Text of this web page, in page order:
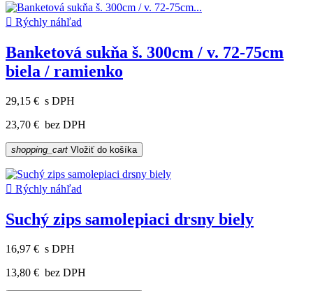
 Rýchly náhľad
Banketová sukňa š. 300cm / v. 72-75cm
biela / ramienko
29,15 € s DPH
23,70 € bez DPH
shopping_cart Vložiť do košíka
 Rýchly náhľad
Suchý zips samolepiaci drsny biely
16,97 € s DPH
13,80 € bez DPH